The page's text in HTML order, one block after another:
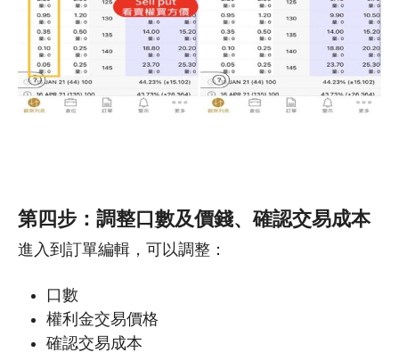
第四步：調整口數及價錢、確認交易成本
進入到訂單編輯，可以調整：
口數
權利金交易價格
確認交易成本